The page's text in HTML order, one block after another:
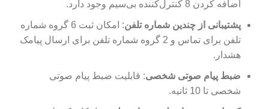
اضافه کردن 8 کنترل‌کننده بی‌سیم وجود دارد.
پشتیبانی از چندین شماره تلفن
: امکان ثبت 6 گروه شماره
تلفن برای تماس و 2 گروه شماره تلفن برای ارسال پیامک
هشدار.
ضبط پیام صوتی شخصی: قابلیت ضبط پیام صوتی
شخصی تا 10 ثانیه.